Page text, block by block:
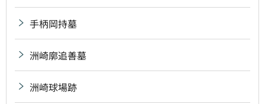
手柄岡持墓
洲崎廓追善墓
洲崎球場跡